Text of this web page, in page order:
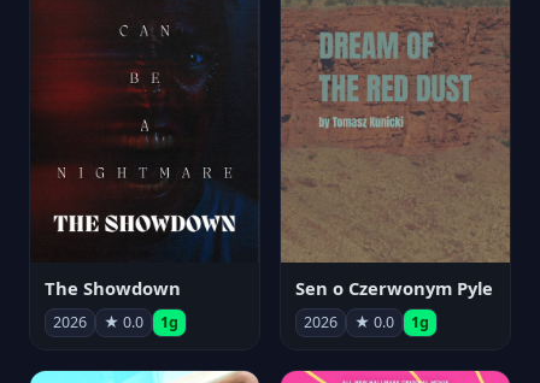
The Showdown
2026 ★ 0.0 1g
Sen o Czerwonym Pyle
2026 ★ 0.0 1g